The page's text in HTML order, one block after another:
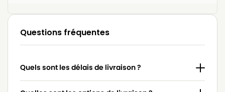
Questions fréquentes
Quels sont les délais de livraison ?